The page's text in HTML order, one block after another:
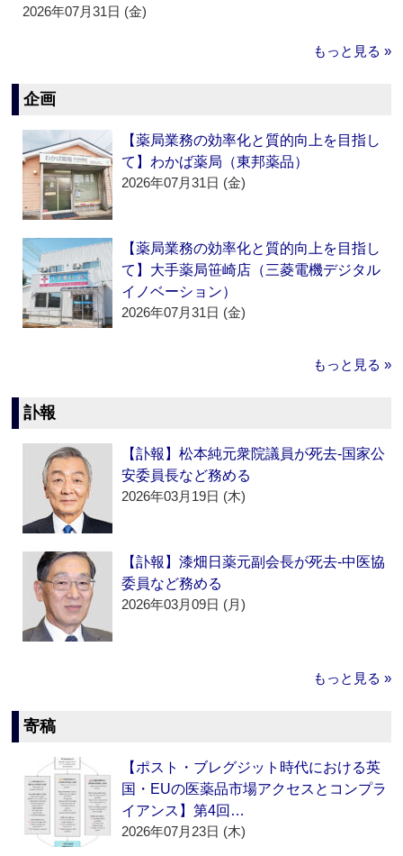
2026年07月31日 (金)
もっと見る »
企画
【薬局業務の効率化と質的向上を目指し
て】わかば薬局（東邦薬品）
2026年07月31日 (金)
【薬局業務の効率化と質的向上を目指し
て】大手薬局笹崎店（三菱電機デジタル
イノベーション）
2026年07月31日 (金)
もっと見る »
訃報
【訃報】松本純元衆院議員が死去‐国家公
安委員長など務める
2026年03月19日 (木)
【訃報】漆畑日薬元副会長が死去‐中医協
委員など務める
2026年03月09日 (月)
もっと見る »
寄稿
【ポスト・ブレグジット時代における英
国・EUの医薬品市場アクセスとコンプラ
イアンス】第4回…
2026年07月23日 (木)